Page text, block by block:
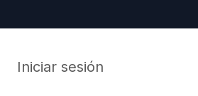
Iniciar sesión